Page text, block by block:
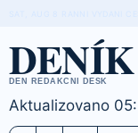
DEN REDAKCNI DESK
Aktualizovano